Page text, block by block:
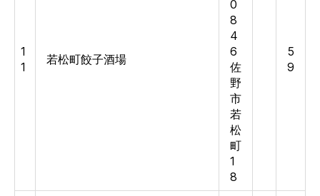
1
1
若松町餃子酒場
0
8
4
6
佐
野
市
若
松
町
1
8
5
9